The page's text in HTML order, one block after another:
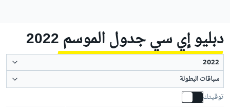
دبليو إي سي جدول الموسم 2022
سباقات البطولة
توقيتك